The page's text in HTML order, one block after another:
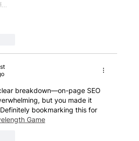
breakdown—on-page SEO
but you made it
bookmarking this for
Game